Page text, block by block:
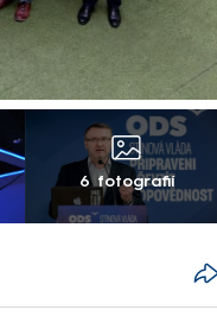
6 fotografií